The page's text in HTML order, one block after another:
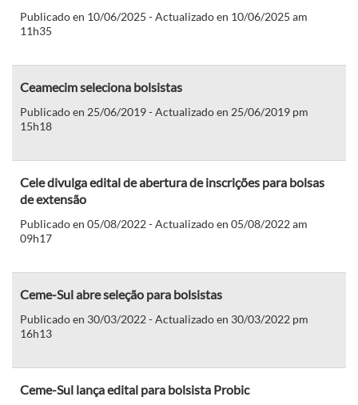
Publicado en 10/06/2025 - Actualizado en 10/06/2025 am
11h35
Ceamecim seleciona bolsistas
Publicado en 25/06/2019 - Actualizado en 25/06/2019 pm
15h18
Cele divulga edital de abertura de inscrições para bolsas
de extensão
Publicado en 05/08/2022 - Actualizado en 05/08/2022 am
09h17
Ceme-Sul abre seleção para bolsistas
Publicado en 30/03/2022 - Actualizado en 30/03/2022 pm
16h13
Ceme-Sul lança edital para bolsista Probic